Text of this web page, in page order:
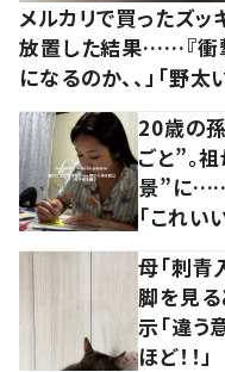
メルカリで買ったズ
放置した結果……『衝
になるのか、、」「野太
20歳の
ごと”。
景”に……
「これい
母「刺青
脚を見
示「違う
ほど！！」